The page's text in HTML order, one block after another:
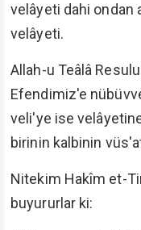
velâyeti dahi ondan
velâyeti.
Allah-u Teâlâ
Efendimiz'e
veli'ye ise
birinin kalbinin
Nitekim Hakîm et-
buyururlar ki: